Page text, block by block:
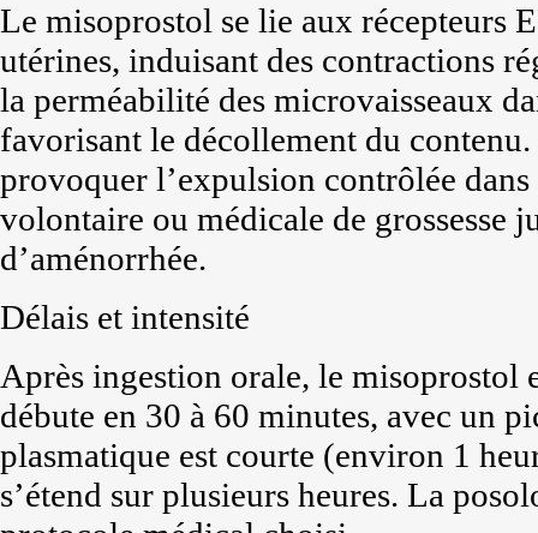
Le misoprostol se lie aux récepteurs
utérines, induisant des contractions
la perméabilité des microvaisseaux
favorisant le décollement du
provoquer l’expulsion contrôlée
volontaire ou médicale de grossesse
d’aménorrhée.
Délais et intensité
Après ingestion orale, le misoprostol
débute en 30 à 60 minutes, avec un
plasmatique est courte (environ 1
s’étend sur plusieurs heures. La